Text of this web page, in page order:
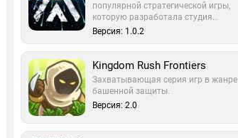
популярной стратегической игры,
которую разработала студия…
Версия: 1.0.2
Kingdom Rush Frontiers
Захватывающая серия игр в жанре
башенной защиты.
Версия: 2.0